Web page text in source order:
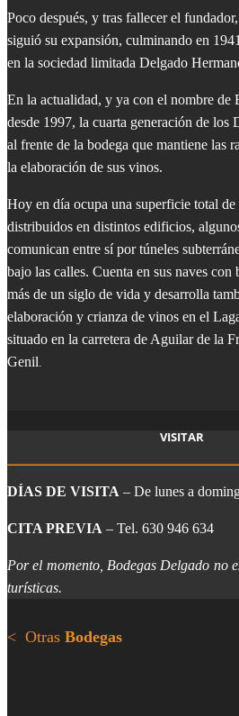
Poco después, y tras fallecer el
siguió su expansión, culminando en
en la sociedad limitada Delgado
En la actualidad, y ya con el nombre de
desde 1997, la cuarta generación de los
al frente de la bodega que mantiene las
la elaboración de sus vinos.
Hoy en día ocupa una superficie total
distribuidos en distintos edificios,
comunican entre sí por túneles
bajo las calles. Cuenta en sus naves con
más de un siglo de vida y desarrolla
elaboración y crianza de vinos en el
situado en la carretera de Aguilar de la
Genil
VISITAR
DÍAS DE VISITA – De lunes a
CITA PREVIA – Tel. 630 946 634
Por el momento, Bodegas Delgado no
turísticas.
< Otras Bodegas